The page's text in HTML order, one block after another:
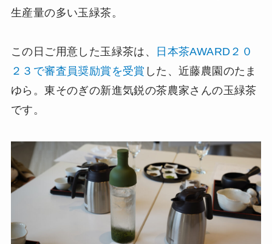
生産量の多い玉緑茶。
この日ご用意した玉緑茶は、
日本茶AWARD２０
２３で審査員奨励賞を受賞 した、近藤農園のたま
ゆら。東そのぎの新進気鋭の茶農家さんの玉緑茶
です。